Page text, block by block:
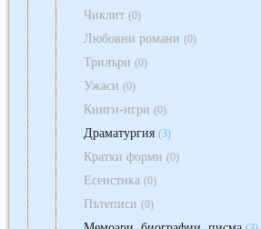
Чиклит (0)
Любовни романи (0)
Трилъри (0)
Ужаси (0)
Книги-игри (0)
Драматургия (3)
Кратки форми (0)
Есеистика (0)
Пътеписи (0)